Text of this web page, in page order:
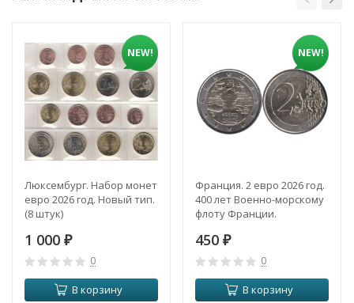
NEW!
Люксембург. Набор монет
евро 2026 год. Новый тип.
(8 штук)
1 000 ₽
0
В корзину
NEW!
Франция. 2 евро 2026 год.
400 лет Военно-морскому
флоту Франции.
450 ₽
0
В корзину